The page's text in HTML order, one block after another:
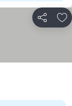
แชร์ เ